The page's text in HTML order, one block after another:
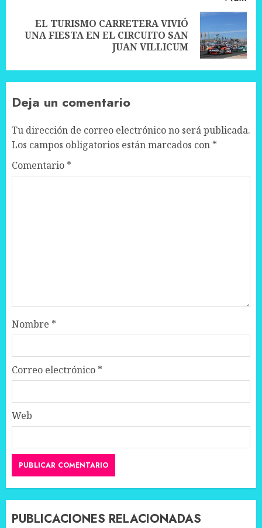
Next
EL TURISMO CARRETERA VIVIÓ
UNA FIESTA EN EL CIRCUITO SAN
JUAN VILLICUM
Deja un comentario
Tu dirección de correo electrónico no será publicada.
Los campos obligatorios están marcados con *
Comentario *
Nombre *
Correo electrónico *
Web
PUBLICACIONES RELACIONADAS